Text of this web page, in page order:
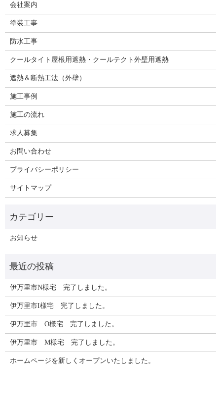
会社案内
塗装工事
防水工事
クールタイト屋根用遮熱・クールテクト外壁用遮熱
遮熱＆断熱工法（外壁）
施工事例
施工の流れ
求人募集
お問い合わせ
プライバシーポリシー
サイトマップ
お知らせ
伊万里市N様宅 完了しました。
伊万里市I様宅 完了しました。
伊万里市 O様宅 完了しました。
伊万里市 M様宅 完了しました。
ホームページを新しくオープンいたしました。